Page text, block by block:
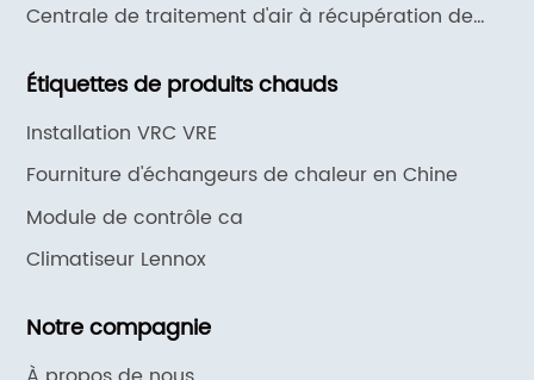
Centrale de traitement d'air à récupération de
Étiquettes de produits chauds
Installation VRC VRE
Fourniture d'échangeurs de chaleur en Chine
Module de contrôle ca
Climatiseur Lennox
Notre compagnie